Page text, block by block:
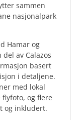
sammen
nasjonalpark
Hamar og
av Calazos
basert
i detaljene.
med lokal
og flere
og inkludert.